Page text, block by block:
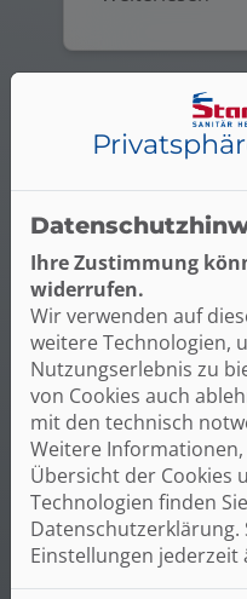
Bad
Alles rund ums
Ihres Bads?
unserer
der
Weiterlesen
Ihre Zustimmung
widerrufen.
Wir verwenden auf
weitere Technologien,
Nutzungserlebnis zu
von Cookies auch
mit den technisch
Weitere
Übersicht der Cookies
Technologien finden
Datenschutzerklärung.
Einstellungen jederzeit